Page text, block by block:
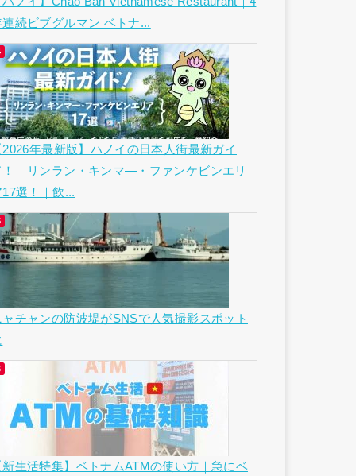
連続ビブグルマン ベトナ...
2026年最新版】ハノイの日本人街最新ガイ
！｜リンラン・キンマ―・ファンケビンエリ
17選！｜飲...
ャチャンの防波堤がSNSで人気撮影スポット
新生活特集】ベトナムATMの使い方｜急にベ